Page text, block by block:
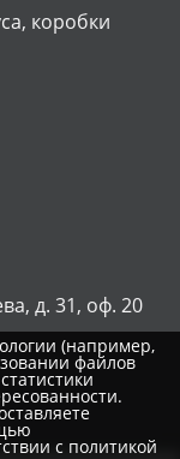
коробки
д. 31, оф. 20
(например,
файлов
с политикой